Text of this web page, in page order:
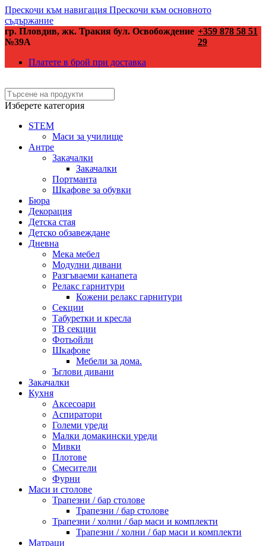
Прескочи към навигация Прескочи към основното
съдържание
гр. Пловдив, жк. Тракия бул. Освобождение
№39А
+359 878 58 51
29
Платете в брой при доставка
Изберете категория
STEM
Маси за училище
Антре
Закачалки
Закачалки
Портманта
Шкафове за обувки
Бюра
Декорация
Детска стая
Детско обзавеждане
Дневна
Мека мебел
Модулни дивани
Разгъваеми канапета
Релакс гарнитури
Кожени релакс гарнитури
Секции
Табуретки и кресла
ТВ секции
Фотьойли
Шкафове
Мебели за дома.
Ъглови дивани
Закачалки
Кухня
Аксесоари
Аспиратори
Големи уреди
Малки домакински уреди
Мивки
Плотове
Смесители
Фурни
Маси и столове
Трапезни / бар столове
Трапезни / бар столове
Трапезни / холни / бар маси и комплекти
Трапезни / холни / бар маси и комплекти
Матраци